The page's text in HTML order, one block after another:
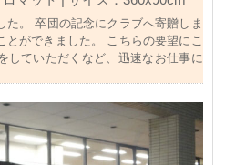
た。 卒団の記念にクラブへ寄贈しま
とができました。 こちらの要望にこ
していただくなど、迅速なお仕事に